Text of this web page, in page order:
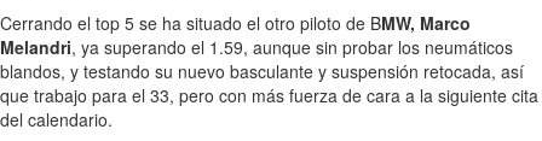
Cerrando el top 5 se ha situado el otro piloto de BMW, Marco
Melandri, ya superando el 1.59, aunque sin probar los neumáticos
blandos, y testando su nuevo basculante y suspensión retocada, así
que trabajo para el 33, pero con más fuerza de cara a la siguiente cita
del calendario.